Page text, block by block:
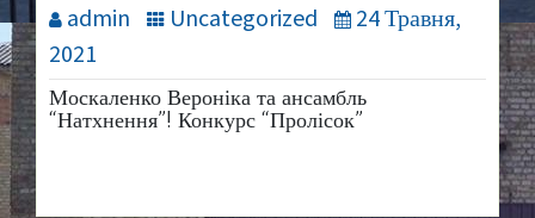
admin Uncategorized
24 Травня,
2021
Москаленко Вероніка та ансамбль
“Натхнення”! Конкурс “Пролісок”